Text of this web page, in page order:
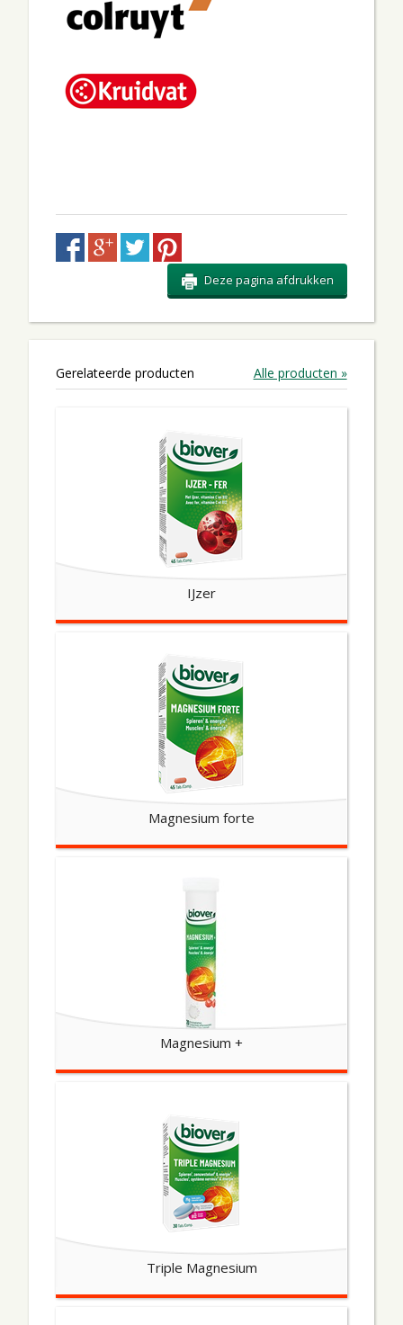
Deze pagina afdrukken
Gerelateerde producten Alle producten »
IJzer
Magnesium forte
Magnesium +
Triple Magnesium